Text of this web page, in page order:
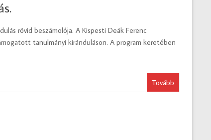
rövid beszámolója. A Kispesti Deák Ferenc
tanulmányi kiránduláson. A program keretében
Tovább